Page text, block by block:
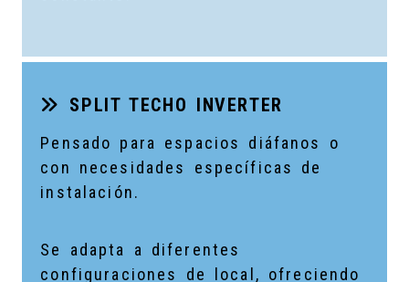
SPLIT TECHO INVERTER
Pensado para espacios diáfanos o
con necesidades específicas de
instalación.
Se adapta a diferentes
configuraciones de local, ofreciendo